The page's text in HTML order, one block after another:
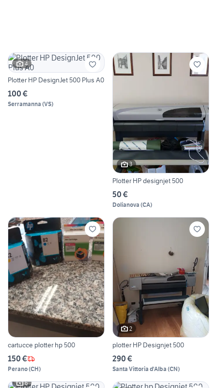
4
Plotter HP DesignJet 500 Plus A0
100 €
Serramanna (VS)
3
Plotter HP designjet 500
50 €
Dolianova (CA)
cartucce plotter hp 500
150 €
Perano(CH)
2
plotter HP Designjet 500
290 €
Santa Vittoria d'Alba (CN)
6